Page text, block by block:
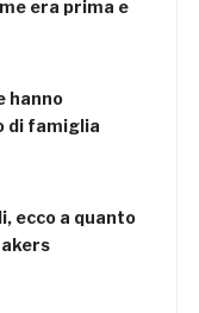
era prima e
hanno
di famiglia
ecco a quanto